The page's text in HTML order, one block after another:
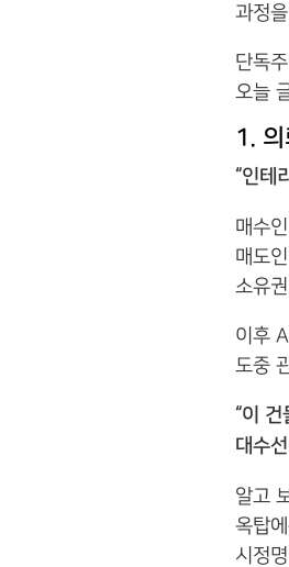
과정
단독
오늘
1.
“인테
매수
매도
소유
이후
도중
“이
대수
알고
옥탑
시정